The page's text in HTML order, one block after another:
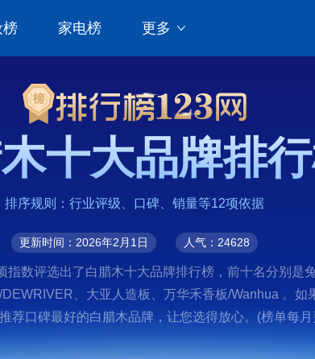
榜 家电榜 更多
十大品牌排
排序规则：行业评级、口碑、销量等12项依据
更新时间：2026年2月1日 人气：24628
数评选出了白腊木十大品牌排行榜，前十名分别是
、大亚人造板、万华禾香板/Wanhua 。
荐口碑最好的白腊木品牌，让您选得放心。(榜单每